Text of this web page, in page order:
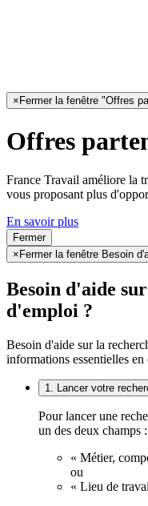
× Fermer la fenêtre "Offres
Offres
France Travail améliore la
vous proposant plus
En savoir plus
Fermer
× Fermer la fenêtre Besoin
Besoin d'aide
d'emploi ?
Besoin d'aide sur la
informations essentielles
1. Lancer votre
Pour lancer une
un des deux champs :
« Métier,
ou
« Lieu de